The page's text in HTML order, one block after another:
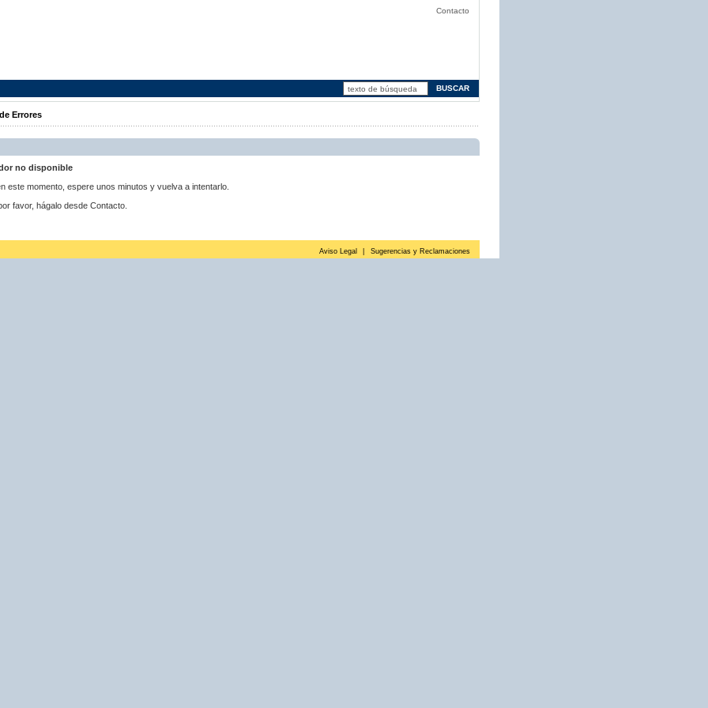
Contacto
Errores
no disponible
este momento, espere unos minutos y vuelva a intentarlo.
favor, hágalo desde Contacto.
Aviso Legal Sugerencias y Reclamaciones